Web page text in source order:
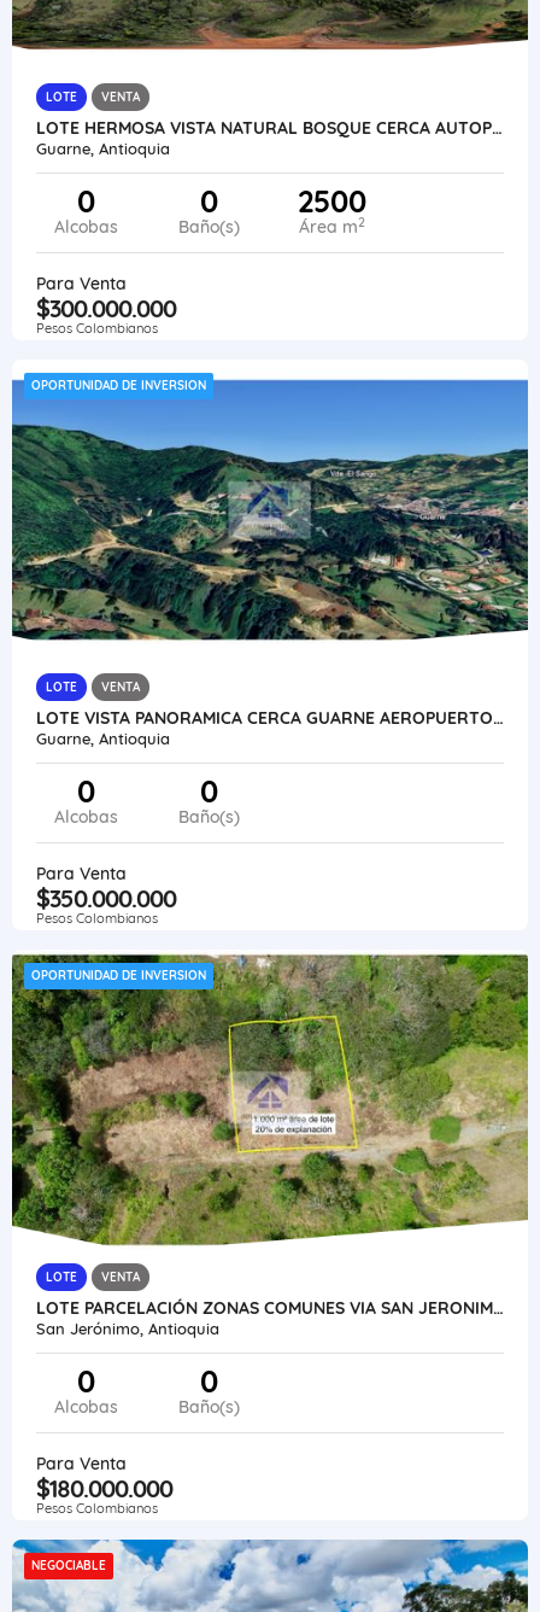
LOTE VENTA
LOTE HERMOSA VISTA NATURAL BOSQUE CERCA AUTOPISTA AEROPUERTO
Guarne, Antioquia
0
Alcobas
0
Baño(s)
2500
Área m2
Para Venta
$300.000.000
Pesos Colombianos
OPORTUNIDAD DE INVERSION
LOTE VENTA
LOTE VISTA PANORAMICA CERCA GUARNE AEROPUERTO AUTOPISTA MEDELLIN
Guarne, Antioquia
0
Alcobas
0
Baño(s)
Para Venta
$350.000.000
Pesos Colombianos
OPORTUNIDAD DE INVERSION
LOTE VENTA
LOTE PARCELACIÓN ZONAS COMUNES VIA SAN JERONIMO SOPETRAN OPORTUNIDAD
San Jerónimo, Antioquia
0
Alcobas
0
Baño(s)
Para Venta
$180.000.000
Pesos Colombianos
NEGOCIABLE